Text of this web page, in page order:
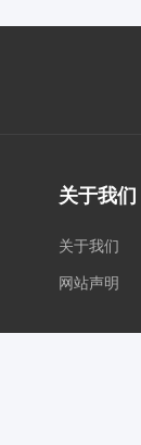
关于我们
关于我们
网站声明